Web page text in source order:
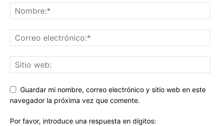
Guardar mi nombre, correo electrónico y sitio web en este
navegador la próxima vez que comente.
Por favor, introduce una respuesta en dígitos: